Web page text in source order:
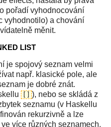
pořadí vyhodnocování
vyhodnotilo) a chování
měnit.
LIST
je spojový seznam velmi
např. klasické pole, ale
je dobré znát.
), nebo se skládá z
seznamu (v Haskellu
rekurzivně a lze
více různých seznamech.